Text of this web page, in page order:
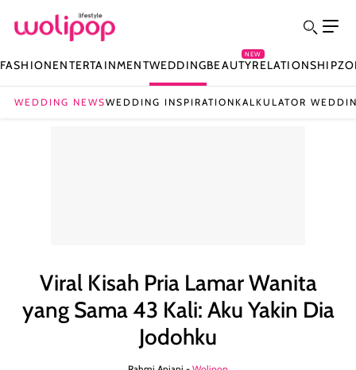
FASHIONENTERTAINMENTWEDDINGBEAUTY
NEW
RELATIONSHIP
WEDDING NEWSWEDDING INSPIRATION KALKULATOR
Viral Kisah Pria Lamar Wanita
yang Sama 43 Kali: Aku Yakin Dia
Jodohku